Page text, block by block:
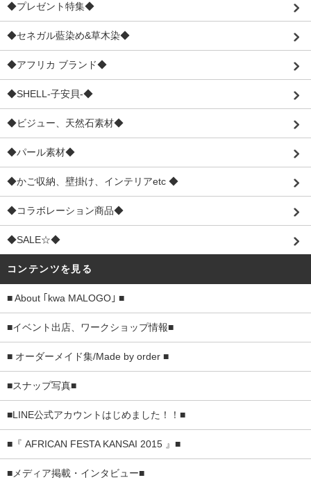
◆プレゼント特集◆
◆セネガル藍染め&草木染◆
◆アフリカ ブランド◆
◆SHELL-子安貝-◆
◆ビジュー、天然石素材◆
◆パール素材◆
◆かご収納、壁掛け、インテリアetc ◆
◆コラボレーション商品◆
◆SALE☆◆
コンテンツを見る
■ About ｢kwa MALOGO｣ ■
■イベント出店、ワークショップ情報■
■ オーダーメイド集/Made by order ■
■スナップ写真■
■LINE公式アカウントはじめました！！■
■『 AFRICAN FESTA KANSAI 2015 』■
■メディア掲載・インタビュー■